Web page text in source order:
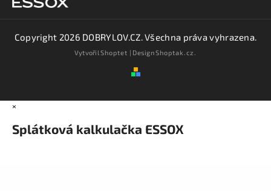
Copyright 2026 DOBRYLOV.CZ. Všechna práva vyhrazena.
VytvořilShoptet | DesignShoptak.cz.
×
Splátková kalkulačka ESSOX